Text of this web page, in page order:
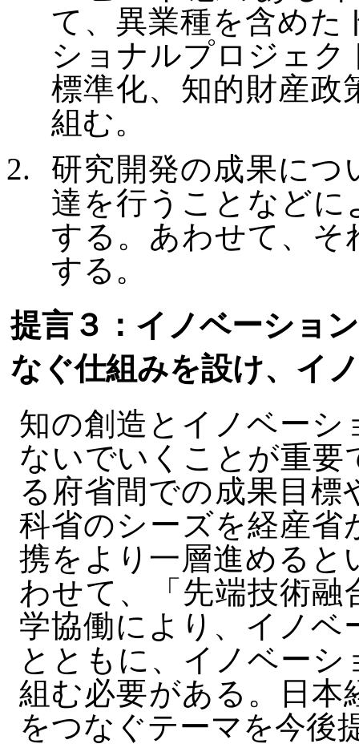
て、異業種を含めた
ショナルプロジェク
標準化、知的財産政
組む。
研究開発の成果につ
達を行うことなどに
する。あわせて、そ
する。
提言３：イノベーショ
なぐ仕組みを設け、イ
知の創造とイノベーシ
ないでいくことが重
る府省間での成果目
科省のシーズを経産省
携をより一層進めると
わせて、「先端技術融
学協働により、イノベ
とともに、イノベー
組む必要がある。日本
をつなぐテーマを今後